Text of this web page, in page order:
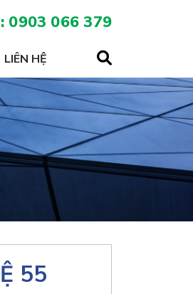
0903 066 379
LIÊN HỆ
55